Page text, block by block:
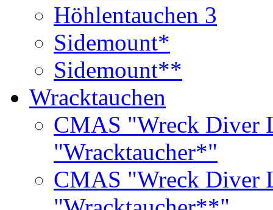
Höhlentauchen 3
Sidemount*
Sidemount**
Wracktauchen
CMAS "Wreck Diver
"Wracktaucher*"
CMAS "Wreck Diver